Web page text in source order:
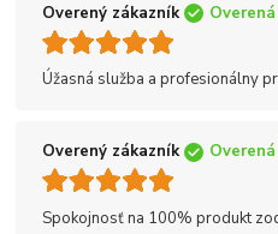
Overený zákazník
Úžasná služba a profesionálny
Overený zákazník
Spokojnosť na 100% produkt